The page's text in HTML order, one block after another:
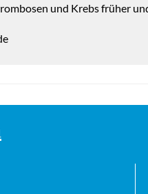
und Krebs früher